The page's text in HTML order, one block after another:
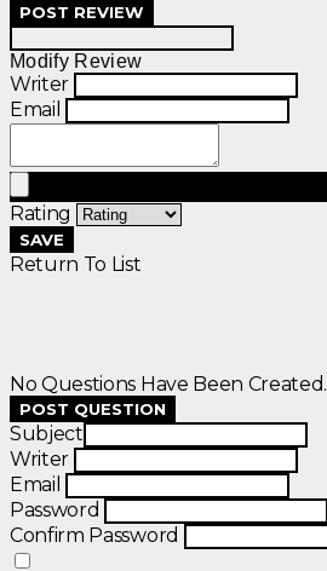
POST REVIEW
Modify Review
Writer
Email
Rating
SAVE
Return To List
No Questions Have Been Created.
POST QUESTION
Subject
Writer
Email
Password
Confirm Password